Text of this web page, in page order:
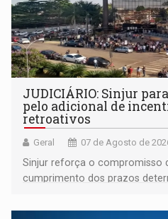
JUDICIÁRIO: Sinjur
pelo adicional de
retroativos
Geral 07 de Agosto de
Sinjur reforça o compromisso
cumprimento dos prazos